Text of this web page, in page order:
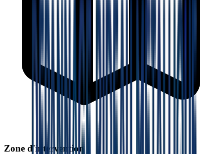
Zone d'intervention